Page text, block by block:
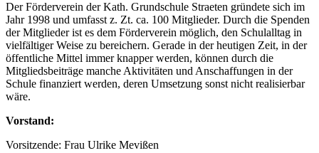
Der Förderverein der Kath. Grundschule Straeten gründete sich im
Jahr 1998 und umfasst z. Zt. ca. 100 Mitglieder. Durch die Spenden
der Mitglieder ist es dem Förderverein möglich, den Schulalltag in
vielfältiger Weise zu bereichern. Gerade in der heutigen Zeit, in der
öffentliche Mittel immer knapper werden, können durch die
Mitgliedsbeiträge manche Aktivitäten und Anschaffungen in der
Schule finanziert werden, deren Umsetzung sonst nicht realisierbar
wäre.
Vorstand:
Vorsitzende: Frau Ulrike Mevißen